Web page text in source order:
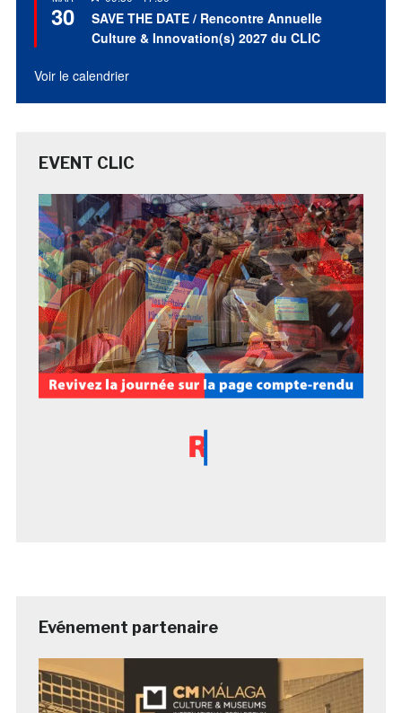
30
en
avant
SAVE THE DATE / Rencontre Annuelle
Culture & Innovation(s) 2027 du CLIC
Voir le calendrier
EVENT CLIC
Evénement partenaire